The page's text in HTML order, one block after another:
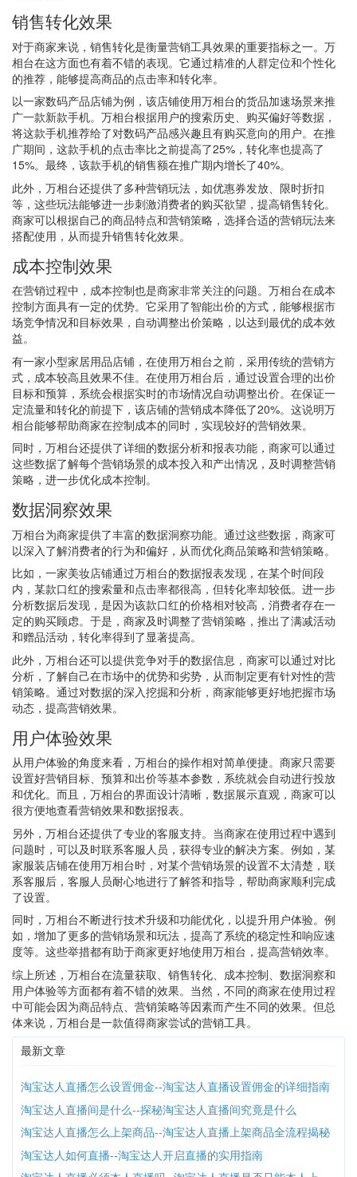
销售转化效果
对于商家来说，销售转化是衡量营销工具效果的重要指标之一。万
相台在这方面也有着不错的表现。它通过精准的人群定位和个性化
的推荐，能够提高商品的点击率和转化率。
以一家数码产品店铺为例，该店铺使用万相台的货品加速场景来推
广一款新款手机。万相台根据用户的搜索历史、购买偏好等数据，
将这款手机推荐给了对数码产品感兴趣且有购买意向的用户。在推
广期间，这款手机的点击率比之前提高了25%，转化率也提高了
15%。最终，该款手机的销售额在推广期内增长了40%。
此外，万相台还提供了多种营销玩法，如优惠券发放、限时折扣
等，这些玩法能够进一步刺激消费者的购买欲望，提高销售转化。
商家可以根据自己的商品特点和营销策略，选择合适的营销玩法来
搭配使用，从而提升销售转化效果。
成本控制效果
在营销过程中，成本控制也是商家非常关注的问题。万相台在成本
控制方面具有一定的优势。它采用了智能出价的方式，能够根据市
场竞争情况和目标效果，自动调整出价策略，以达到最优的成本效
益。
有一家小型家居用品店铺，在使用万相台之前，采用传统的营销方
式，成本较高且效果不佳。在使用万相台后，通过设置合理的出价
目标和预算，系统会根据实时的市场情况自动调整出价。在保证一
定流量和转化的前提下，该店铺的营销成本降低了20%。这说明万
相台能够帮助商家在控制成本的同时，实现较好的营销效果。
同时，万相台还提供了详细的数据分析和报表功能，商家可以通过
这些数据了解每个营销场景的成本投入和产出情况，及时调整营销
策略，进一步优化成本控制。
数据洞察效果
万相台为商家提供了丰富的数据洞察功能。通过这些数据，商家可
以深入了解消费者的行为和偏好，从而优化商品策略和营销策略。
比如，一家美妆店铺通过万相台的数据报表发现，在某个时间段
内，某款口红的搜索量和点击率都很高，但转化率却较低。进一步
分析数据后发现，是因为该款口红的价格相对较高，消费者存在一
定的购买顾虑。于是，商家及时调整了营销策略，推出了满减活动
和赠品活动，转化率得到了显著提高。
此外，万相台还可以提供竞争对手的数据信息，商家可以通过对比
分析，了解自己在市场中的优势和劣势，从而制定更有针对性的营
销策略。通过对数据的深入挖掘和分析，商家能够更好地把握市场
动态，提高营销效果。
用户体验效果
从用户体验的角度来看，万相台的操作相对简单便捷。商家只需要
设置好营销目标、预算和出价等基本参数，系统就会自动进行投放
和优化。而且，万相台的界面设计清晰，数据展示直观，商家可以
很方便地查看营销效果和数据报表。
另外，万相台还提供了专业的客服支持。当商家在使用过程中遇到
问题时，可以及时联系客服人员，获得专业的解决方案。例如，某
家服装店铺在使用万相台时，对某个营销场景的设置不太清楚，联
系客服后，客服人员耐心地进行了解答和指导，帮助商家顺利完成
了设置。
同时，万相台不断进行技术升级和功能优化，以提升用户体验。例
如，增加了更多的营销场景和玩法，提高了系统的稳定性和响应速
度等。这些举措都有助于商家更好地使用万相台，提高营销效率。
综上所述，万相台在流量获取、销售转化、成本控制、数据洞察和
用户体验等方面都有着不错的效果。当然，不同的商家在使用过程
中可能会因为商品特点、营销策略等因素而产生不同的效果。但总
体来说，万相台是一款值得商家尝试的营销工具。
最新文章
淘宝达人直播怎么设置佣金--淘宝达人直播设置佣金的详细指南
淘宝达人直播间是什么--探秘淘宝达人直播间究竟是什么
淘宝达人直播怎么上架商品--淘宝达人直播上架商品全流程揭秘
淘宝达人如何直播--淘宝达人开启直播的实用指南